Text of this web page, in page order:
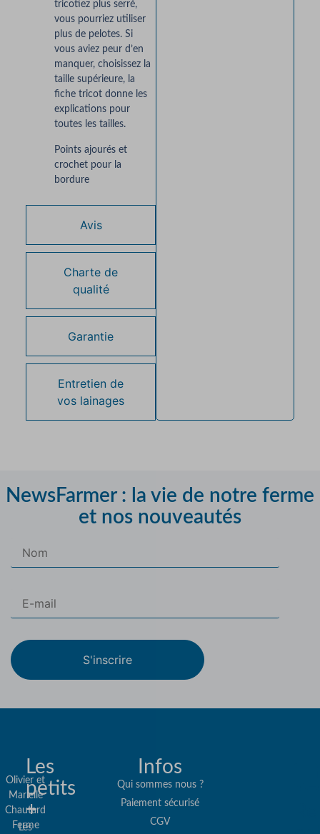
Avis
Charte de
qualité
Garantie
Entretien de
vos lainages
tricotiez plus serré,
vous pourriez utiliser
plus de pelotes. Si
vous aviez peur d’en
manquer, choisissez la
taille supérieure, la
fiche tricot donne les
explications pour
toutes les tailles.
Points ajourés et
crochet pour la
bordure
NewsFarmer : la vie de notre ferme
et nos nouveautés
S'inscrire
Olivier et
Marielle
Chautard
Ferme
Les
petits
+
Les
Infos
Qui sommes nous ?
Paiement sécurisé
CGV